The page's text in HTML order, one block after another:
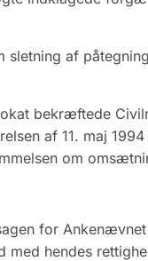
af
bekræftede
af 11. maj
om
for
med hendes